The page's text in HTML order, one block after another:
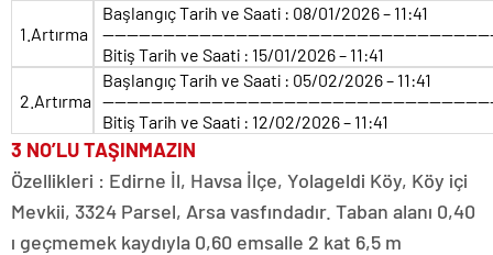
1.Artırma
Başlangıç Tarih ve Saati : 08/01/2026 – 11:41
Bitiş Tarih ve Saati : 15/01/2026 – 11:41
2.Artırma
Başlangıç Tarih ve Saati : 05/02/2026 – 11:41
Bitiş Tarih ve Saati : 12/02/2026 – 11:41
3 NO’LU TAŞINMAZIN
Özellikleri : Edirne İl, Havsa İlçe, Yolageldi Köy, Köy içi
Mevkii, 3324 Parsel, Arsa vasfındadır. Taban alanı 0,40
ı geçmemek kaydıyla 0,60 emsalle 2 kat 6,5 m